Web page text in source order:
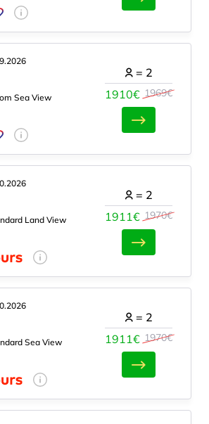
Sea View
1910€ 1969€
= 2
Land View
1911€ 1970€
= 2
Sea View
1911€ 1970€
= 2